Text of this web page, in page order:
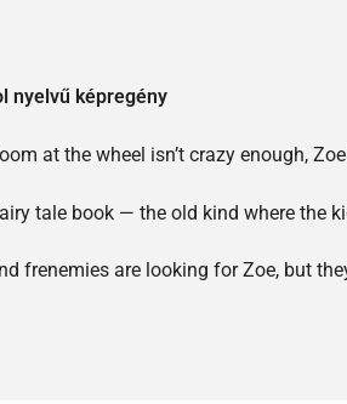
nyelvű képregény
at the wheel isn’t crazy enough,
tale book — the old kind where the
frenemies are looking for Zoe, but